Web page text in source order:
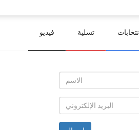
انتخابات تسلية فيديو